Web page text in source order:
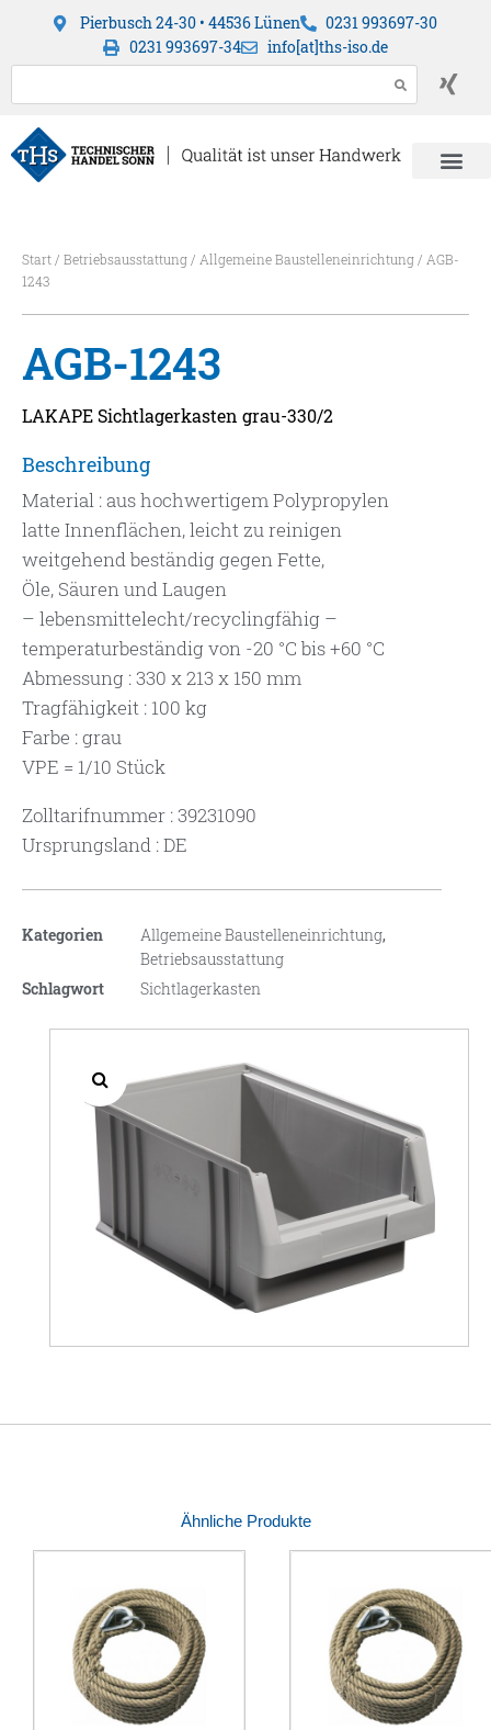
Pierbusch 24-30 • 44536 Lünen
0231 993697-30
0231 993697-34
info[at]ths-iso.de
Start/ Betriebsausstattung/ Allgemeine Baustelleneinrichtung/ AGB-
1243
AGB-1243
LAKAPE Sichtlagerkasten grau-330/2
Beschreibung
Material : aus hochwertigem Polypropylen
latte Innenflächen, leicht zu reinigen
weitgehend beständig gegen Fette,
Öle, Säuren und Laugen
– lebensmittelecht/recyclingfähig –
temperaturbeständig von -20 °C bis +60 °C
Abmessung : 330 x 213 x 150 mm
Tragfähigkeit : 100 kg
Farbe : grau
VPE = 1/10 Stück
Zolltarifnummer : 39231090
Ursprungsland : DE
Kategorien Allgemeine Baustelleneinrichtung,
Betriebsausstattung
Schlagwort
Sichtlagerkasten
Ähnliche Produkte